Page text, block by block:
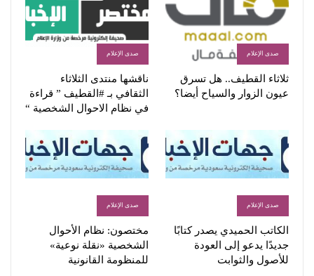
صدى الإعلام
ثلاثاء القطيف.. هل تسرق
عيون الزوار والسياح أيضا؟
صدى الإعلام
ناقشها منتدى الثلاثاء
الثقافي بـ #القطيف ” قراءة
في نظام الاحوال الشخصية “
صدى الإعلام
الكاتب الحميدي يصدر كتابًا
جديدًا يدعو إلى العودة
للأصول والثوابت
صدى الإعلام
مختصون: نظام الأحوال
الشخصية «نقلة نوعية»
للمنظومة القانونية